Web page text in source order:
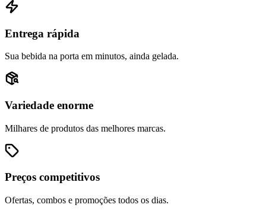
Entrega rápida
Sua bebida na porta em minutos, ainda gelada.
Variedade enorme
Milhares de produtos das melhores marcas.
Preços competitivos
Ofertas, combos e promoções todos os dias.